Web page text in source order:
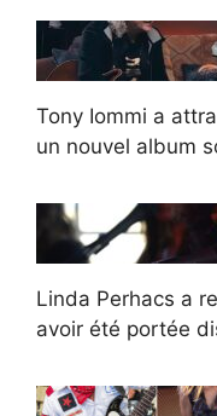
Tony Iommi a
un nouvel album
Linda Perhacs a
avoir été portée